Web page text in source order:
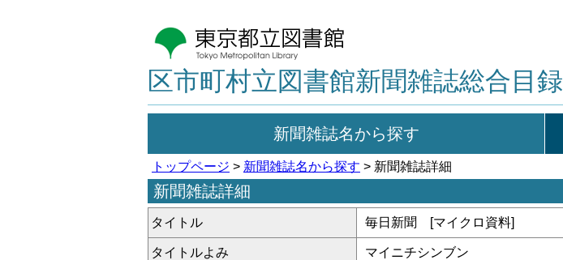
区市町村立図書館新聞雑誌総合目録
新聞雑誌名から探す
トップページ > 新聞雑誌名から探す > 新聞雑誌詳細
新聞雑誌詳細
タイトル 毎日新聞 [マイクロ資料]
タイトルよみ マイニチシンブン